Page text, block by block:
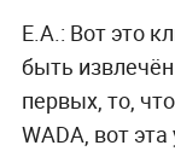
Е.А.: Вот это
быть
первых, то,
WADA, вот